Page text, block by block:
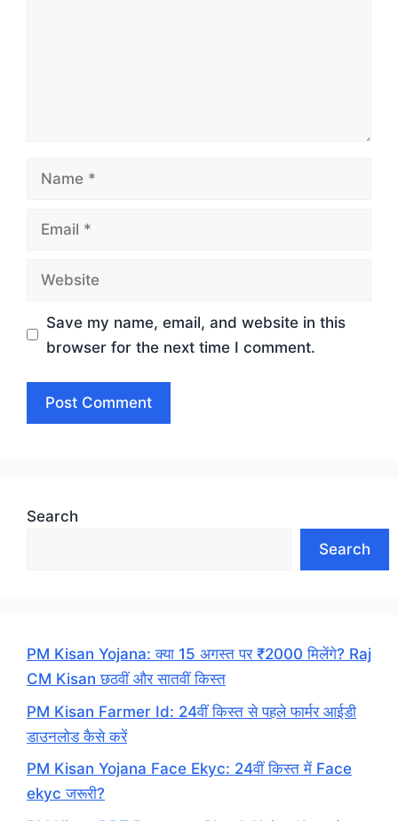
Name
Email
Website
Save my name, email, and website in this
browser for the next time I comment.
Search
Search
PM Kisan Yojana: क्या 15 अगस्त पर ₹2000 मिलेंगे? Raj
CM Kisan छठवीं और सातवीं किस्त
PM Kisan Farmer Id: 24वीं किस्त से पहले फार्मर आईडी
डाउनलोड कैसे करें
PM Kisan Yojana Face Ekyc: 24वीं किस्त में Face
ekyc जरूरी?